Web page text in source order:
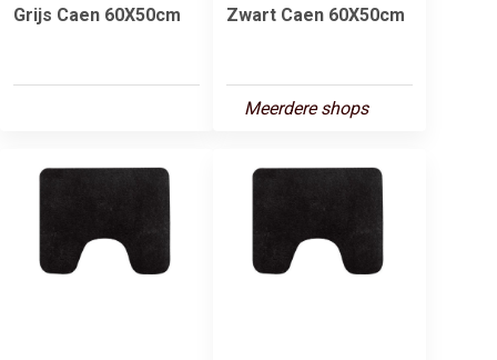
Grijs Caen 60X50cm
Zwart Caen 60X50cm
Meerdere shops